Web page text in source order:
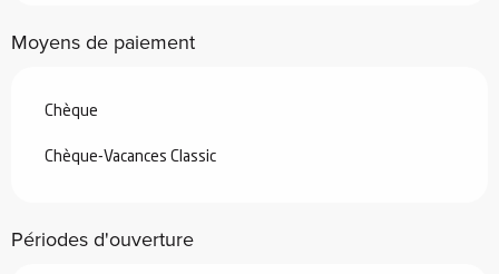
Moyens de paiement
Chèque
Chèque-Vacances Classic
Périodes d'ouverture